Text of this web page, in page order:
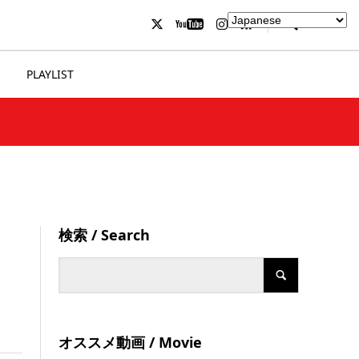
PLAYLIST
検索 / Search
オススメ動画 / Movie